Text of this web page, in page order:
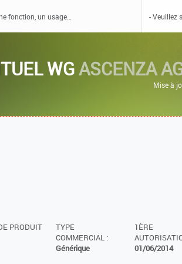
WGASCENZA
Mise à
PRODUIT
TYPE
COMMERCIAL :
Générique
1ÈRE
01/06/2014